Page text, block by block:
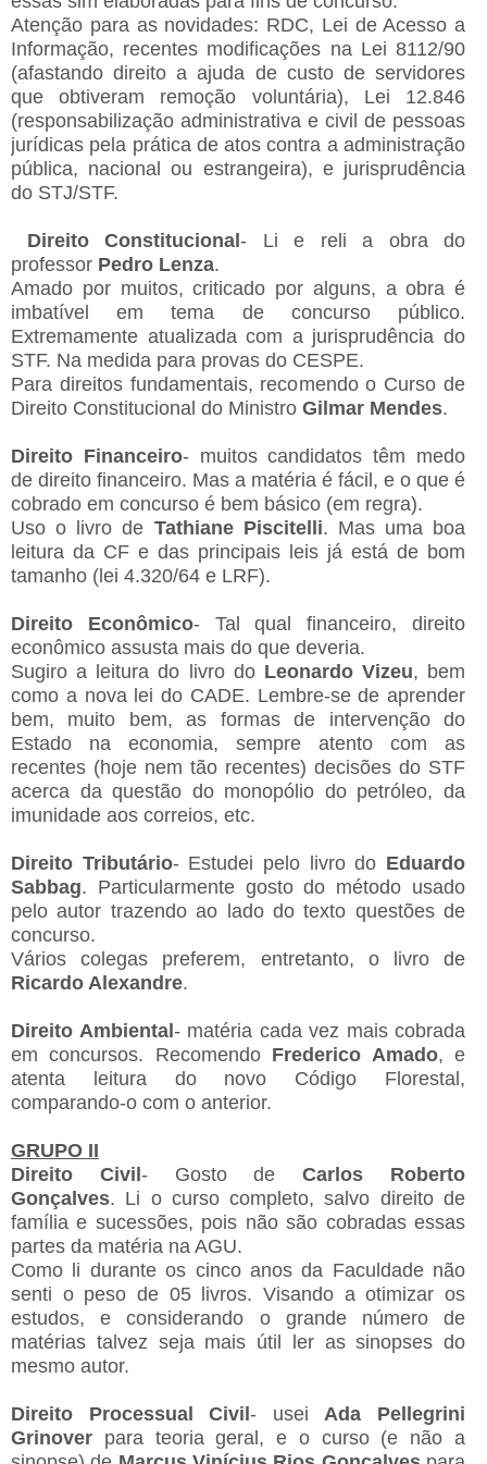
Atenção para as novidades: RDC, Lei de Acesso a
Informação, recentes modificações na Lei 8112/90
(afastando direito a ajuda de custo de servidores
que obtiveram remoção voluntária), Lei 12.846
(responsabilização administrativa e civil de pessoas
jurídicas pela prática de atos contra a administração
pública, nacional ou estrangeira), e jurisprudência
do STJ/STF.
Direito Constitucional- Li e reli a obra do
professor Pedro Lenza.
Amado por muitos, criticado por alguns, a obra é
imbatível em tema de concurso público.
Extremamente atualizada com a jurisprudência do
STF. Na medida para provas do CESPE.
Para direitos fundamentais, recomendo o Curso de
Direito Constitucional do Ministro Gilmar Mendes.
Direito Financeiro- muitos candidatos têm medo
de direito financeiro. Mas a matéria é fácil, e o que é
cobrado em concurso é bem básico (em regra).
Uso o livro de Tathiane Piscitelli. Mas uma boa
leitura da CF e das principais leis já está de bom
tamanho (lei 4.320/64 e LRF).
Direito Econômico- Tal qual financeiro, direito
econômico assusta mais do que deveria.
Sugiro a leitura do livro do Leonardo Vizeu, bem
como a nova lei do CADE. Lembre-se de aprender
bem, muito bem, as formas de intervenção do
Estado na economia, sempre atento com as
recentes (hoje nem tão recentes) decisões do STF
acerca da questão do monopólio do petróleo, da
imunidade aos correios, etc.
Direito Tributário- Estudei pelo livro do Eduardo
Sabbag. Particularmente gosto do método usado
pelo autor trazendo ao lado do texto questões de
concurso.
Vários colegas preferem, entretanto, o livro de
Ricardo Alexandre.
Direito Ambiental- matéria cada vez mais cobrada
em concursos. Recomendo Frederico Amado, e
atenta leitura do novo Código Florestal,
comparando-o com o anterior.
GRUPO II
Direito Civil- Gosto deCarlos Roberto
Gonçalves. Li o curso completo, salvo direito de
família e sucessões, pois não são cobradas essas
partes da matéria na AGU.
Como li durante os cinco anos da Faculdade não
senti o peso de 05 livros. Visando a otimizar os
estudos, e considerando o grande número de
matérias talvez seja mais útil ler as sinopses do
mesmo autor.
Direito Processual Civil- usei Ada Pellegrini
Grinover para teoria geral, e o curso (e não a